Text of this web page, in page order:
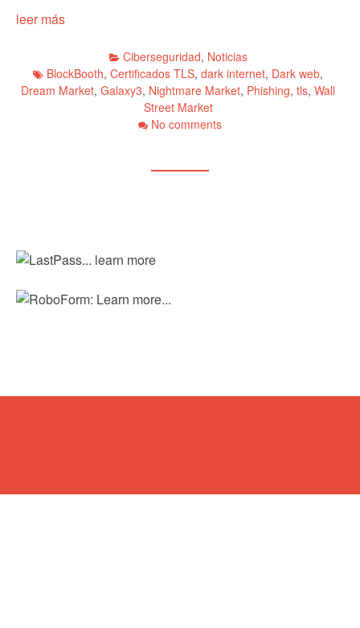
leer más
Ciberseguridad, Noticias
BlockBooth, Certificados TLS, dark internet, Dark web,
Dream Market, Galaxy3, Nightmare Market, Phishing, tls, Wall
Street Market
No comments